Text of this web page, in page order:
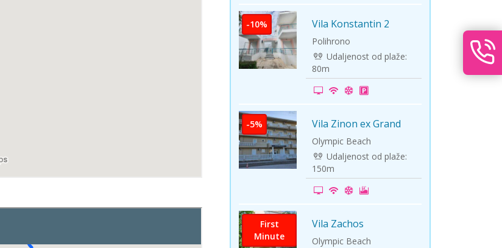
-10% Vila Konstantin 2
Polihrono
Udaljenost od plaže:
80m
-5%
Vila Zinon ex Grand
Zivanovic
Olympic Beach
Udaljenost od plaže:
150m
First
Minute
Vila Zachos
Olympic Beach